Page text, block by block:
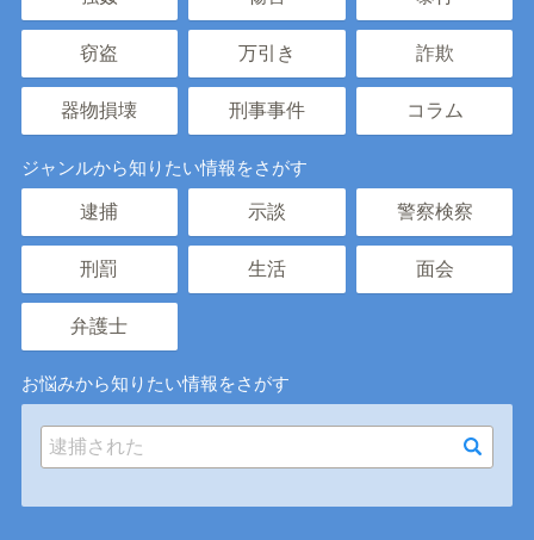
窃盗 万引き 詐欺
器物損壊 刑事事件 コラム
ジャンルから知りたい情報をさがす
逮捕 示談 警察検察
刑罰 生活 面会
弁護士
お悩みから知りたい情報をさがす